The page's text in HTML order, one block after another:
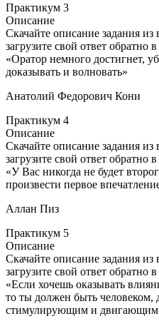
Практикум 3
Описание
Скачайте описание задания
загрузите свой ответ обратно
«Оратор немного достигнет,
доказывать и волновать»
Анатолий Федорович Кони
Практикум 4
Описание
Скачайте описание задания
загрузите свой ответ обратно
«У Вас никогда не будет
произвести первое
Аллан Пиз
Практикум 5
Описание
Скачайте описание задания
загрузите свой ответ обратно
«Если хочешь оказывать
то ты должен быть человеком,
стимулирующим и двигающим